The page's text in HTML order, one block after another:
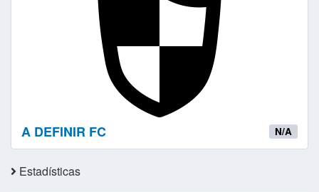
A DEFINIR FC N/A
Estadísticas